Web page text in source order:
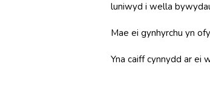
luniwyd i wella
Mae ei gynhyrchu yn
Yna caiff cynnydd ar ei